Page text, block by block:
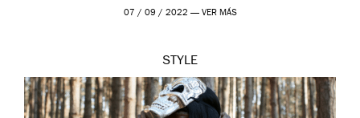
outfit, cada momento, caracteriza […]
07 / 09 / 2022 — VER MÁS
STYLE